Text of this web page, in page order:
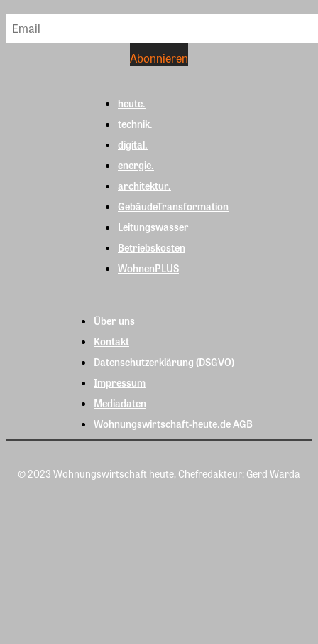
heute.
technik.
digital.
energie.
architektur.
GebäudeTransformation
Leitungswasser
Betriebskosten
WohnenPLUS
Über uns
Kontakt
Datenschutzerklärung (DSGVO)
Impressum
Mediadaten
Wohnungswirtschaft-heute.de AGB
© 2023 Wohnungswirtschaft heute, Chefredakteur: Gerd Warda